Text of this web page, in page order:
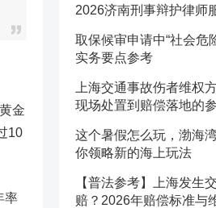
金
10
率
2026济南刑事辩护律师
取保候审申请中“社会危
实务要点参考
上海交通事故伤者维权
现场处置到赔偿落地的
这个暑假怎么玩，渤海
你领略新的海上玩法
【普法参考】上海发生
赔？2026年赔偿标准与